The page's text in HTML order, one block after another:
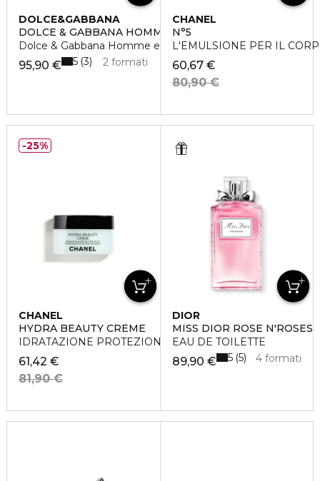
DOLCE&GABBANA
DOLCE & GABBANA HOMME
Dolce & Gabbana Homme eau de toilette vaporisateur
95,90 € 2 formati
5 3
CHANEL
N°5
L'EMULSIONE PER IL
60,67 €
80,90 €
CHANEL
HYDRA BEAUTY CRÈME
IDRATAZIONE PROTEZIONE E LUMINOSITÀ - CREMA
61,42 €
81,90 €
25%
DIOR
MISS DIOR ROSE N'ROSES
EAU DE TOILETTE
89,90 € 4 formati
5 5